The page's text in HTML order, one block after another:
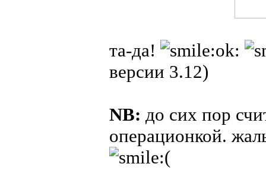
та-да!
версии 3.12)
NB: до сих пор
операционкой.